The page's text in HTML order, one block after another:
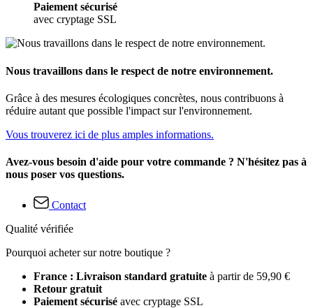
Paiement sécurisé
avec cryptage SSL
Nous travaillons dans le respect de notre environnement.
Grâce à des mesures écologiques concrètes, nous contribuons à
réduire autant que possible l'impact sur l'environnement.
Vous trouverez ici de plus amples informations.
Avez-vous besoin d'aide pour votre commande ? N'hésitez pas à
nous poser vos questions.
Contact
Qualité vérifiée
Pourquoi acheter sur notre boutique ?
France : Livraison standard gratuite à partir de 59,90 €
Retour gratuit
Paiement sécurisé avec cryptage SSL